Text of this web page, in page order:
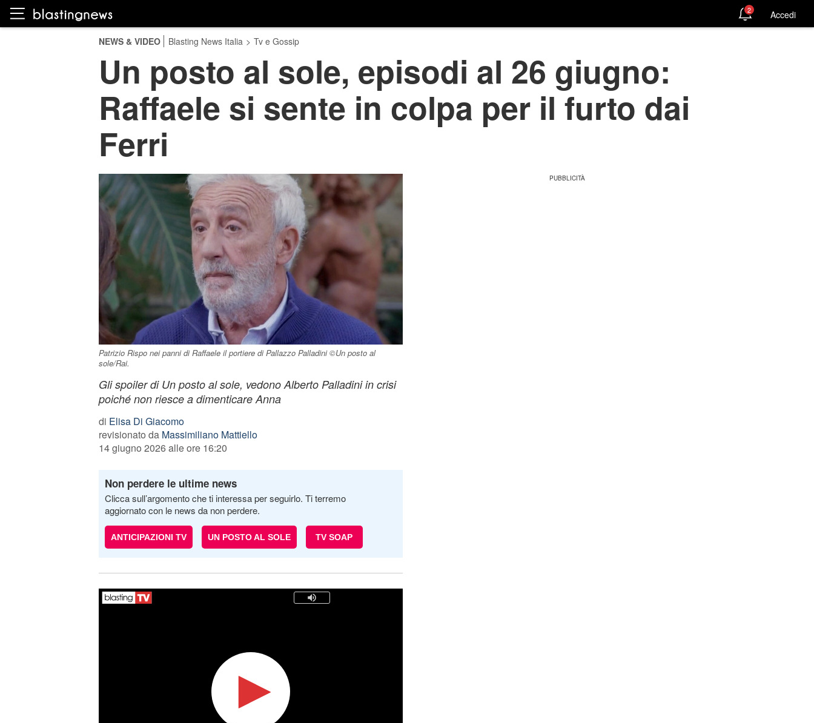
2 Accedi
NEWS & VIDEO Blasting News Italia > Tv e Gossip
Un posto al sole, episodi al 26 giugno:
Raffaele si sente in colpa per il furto dai
Ferri
Patrizio Rispo nei panni di Raffaele il portiere di Pallazzo Palladini ©Un posto al
sole/Rai.
Gli spoiler di Un posto al sole, vedono Alberto Palladini in crisi
poiché non riesce a dimenticare Anna
di Elisa Di Giacomo
revisionato da Massimiliano Mattiello
14 giugno 2026 alle ore 16:20
Non perdere le ultime news
Clicca sull’argomento che ti interessa per seguirlo. Ti terremo
aggiornato con le news da non perdere.
ANTICIPAZIONI TV UN POSTO AL SOLE TV SOAP